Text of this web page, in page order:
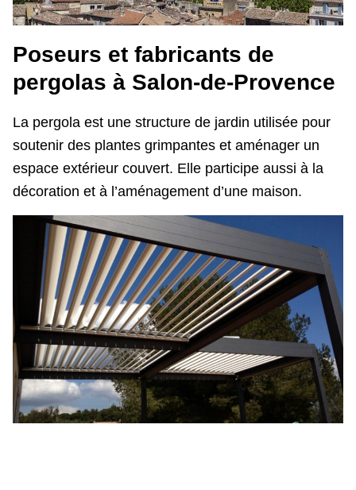
Poseurs et fabricants de
pergolas à Salon-de-Provence
La pergola est une structure de jardin utilisée pour
soutenir des plantes grimpantes et aménager un
espace extérieur couvert. Elle participe aussi à la
décoration et à l’aménagement d’une maison.